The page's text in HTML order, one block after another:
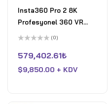
Insta360 Pro 2 8K
Profesyonel 360 VR
Kamera
üzerinden
0
aldı
(0)
579,402.61₺
$9,850.00 + KDV